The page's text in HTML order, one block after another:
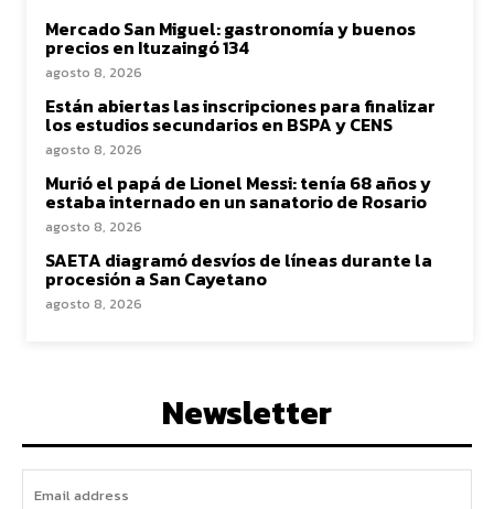
Mercado San Miguel: gastronomía y buenos
precios en Ituzaingó 134
agosto 8, 2026
Están abiertas las inscripciones para finalizar
los estudios secundarios en BSPA y CENS
agosto 8, 2026
Murió el papá de Lionel Messi: tenía 68 años y
estaba internado en un sanatorio de Rosario
agosto 8, 2026
SAETA diagramó desvíos de líneas durante la
procesión a San Cayetano
agosto 8, 2026
Newsletter